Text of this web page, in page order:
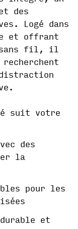
des
Logé dans
et offrant
sans fil, il
suit votre
des
la
pour les
et